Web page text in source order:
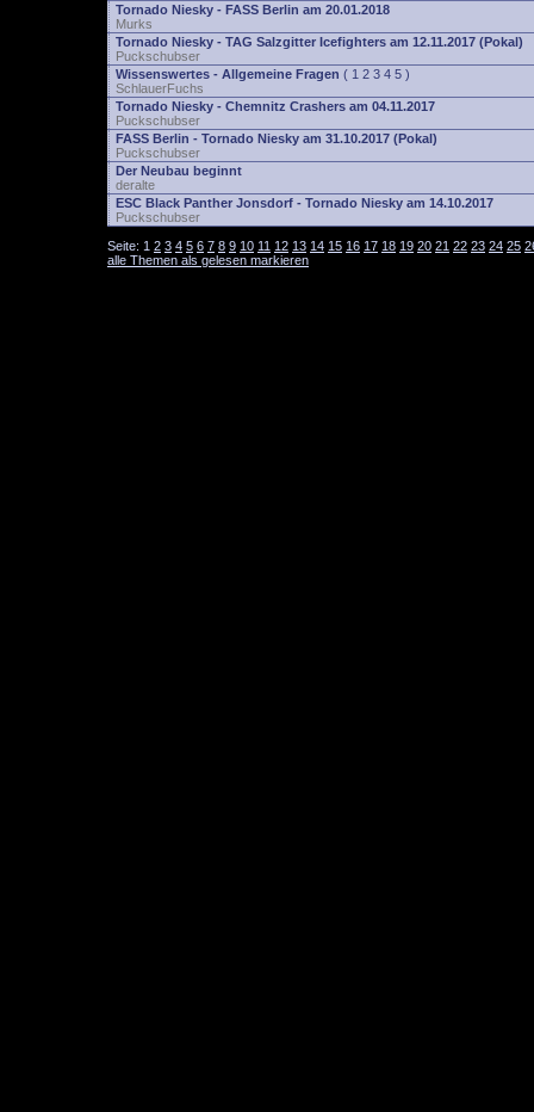
Tornado Niesky - FASS Berlin am 20.01.2018
Murks
Tornado Niesky - TAG Salzgitter Icefighters am 12.11.2017 (Pokal)
Puckschubser
Wissenswertes - Allgemeine Fragen ( 1 2 3 4 5 )
SchlauerFuchs
Tornado Niesky - Chemnitz Crashers am 04.11.2017
Puckschubser
FASS Berlin - Tornado Niesky am 31.10.2017 (Pokal)
Puckschubser
Der Neubau beginnt
deralte
ESC Black Panther Jonsdorf - Tornado Niesky am 14.10.2017
Puckschubser
Seite: 1 2 3 4 5 6 7 8 9 10 11 12 13 14 15 16 17 18 19 20 21 22 23 24 25
alle Themen als gelesen markieren